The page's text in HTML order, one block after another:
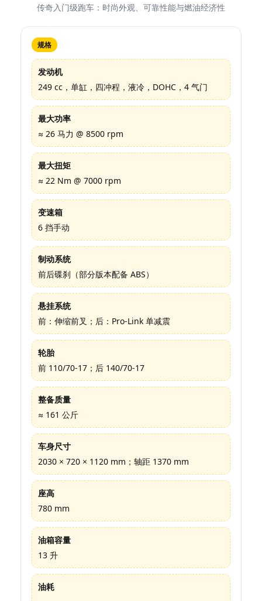
传奇入门级跑车：时尚外观、可靠性能与燃油经济性
规格
发动机
249 cc，单缸，四冲程，液冷，DOHC，4 气门
最大功率
≈ 26 马力 @ 8500 rpm
最大扭矩
≈ 22 Nm @ 7000 rpm
变速箱
6 挡手动
制动系统
前后碟刹（部分版本配备 ABS）
悬挂系统
前：伸缩前叉；后：Pro-Link 单减震
轮胎
前 110/70-17；后 140/70-17
整备质量
≈ 161 公斤
车身尺寸
2030 × 720 × 1120 mm；轴距 1370 mm
座高
780 mm
油箱容量
13 升
油耗